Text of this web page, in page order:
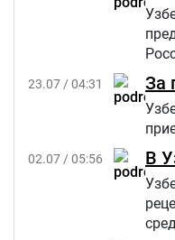
23.07 / 04:31 За
02.07 / 05:56 В